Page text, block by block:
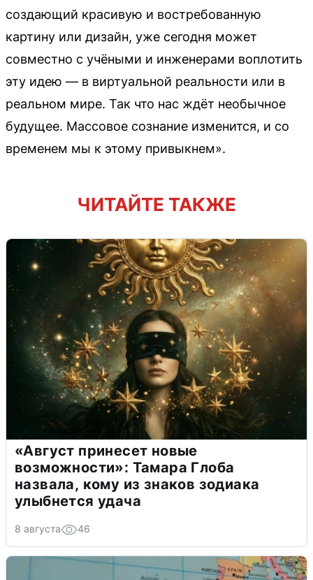
создающий красивую и востребованную
картину или дизайн, уже сегодня может
совместно с учёными и инженерами воплотить
эту идею — в виртуальной реальности или в
реальном мире. Так что нас ждёт необычное
будущее. Массовое сознание изменится, и со
временем мы к этому привыкнем».
ЧИТАЙТЕ ТАКЖЕ
«Август принесет новые
возможности»: Тамара Глоба
назвала, кому из знаков зодиака
улыбнется удача
8 августа 46